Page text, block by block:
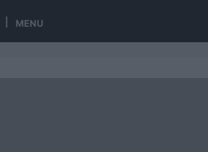
MENU